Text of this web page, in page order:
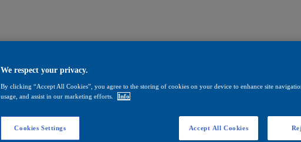
We respect your privacy.
By clicking “Accept All Cookies”, you agree to the storing of cookies on your device to enhance site
usage, and assist in our marketing efforts.
Info
Cookies Settings Accept All Cookies